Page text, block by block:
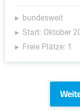
bundesweit
Start: Oktober
Freie Plätze: 1